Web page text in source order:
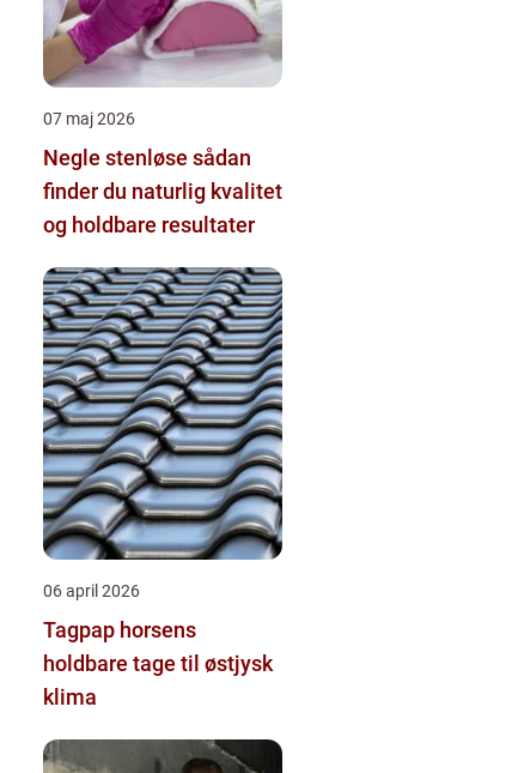
07 maj 2026
Negle stenløse sådan
finder du naturlig kvalitet
og holdbare resultater
06 april 2026
Tagpap horsens
holdbare tage til østjysk
klima